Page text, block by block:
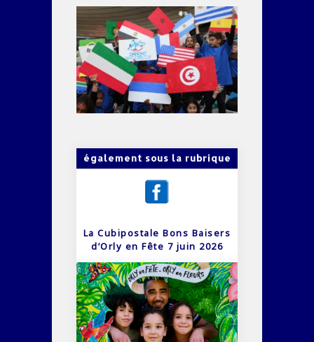
également sous la rubrique
La Cubipostale Bons Baisers
d’Orly en Fête 7 juin 2026